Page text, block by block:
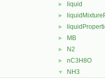
► liquid
►
►
► MB
► N2
► nC3H8O
▼ NH3